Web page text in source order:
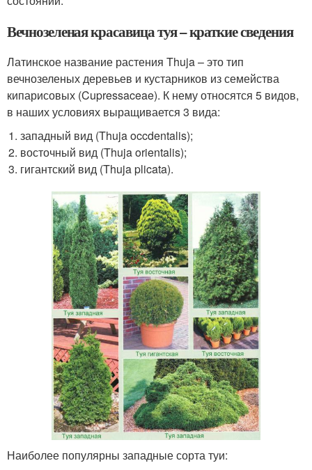
Вечнозеленая красавица туя – краткие сведения
Латинское название растения Thuja – это тип
вечнозеленых деревьев и кустарников из семейства
кипарисовых (Cupressaceae). К нему относятся 5 видов,
в наших условиях выращивается 3 вида:
западный вид (Thuja occdentalis);
восточный вид (Thuja orientalis);
гигантский вид (Thuja plicata).
Наиболее популярны западные сорта туи: